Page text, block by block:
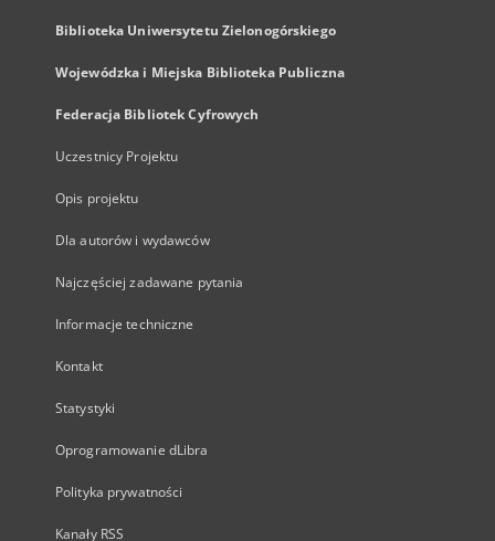
Biblioteka Uniwersytetu Zielonogórskiego
Wojewódzka i Miejska Biblioteka Publiczna
Federacja Bibliotek Cyfrowych
Uczestnicy Projektu
Opis projektu
Dla autorów i wydawców
Najczęściej zadawane pytania
Informacje techniczne
Kontakt
Statystyki
Oprogramowanie dLibra
Polityka prywatności
Kanały RSS